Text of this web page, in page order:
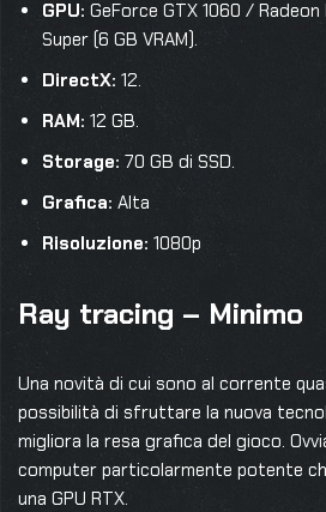
GPU: GeForce GTX 1060 /
Super (6 GB VRAM).
DirectX: 12.
RAM: 12 GB.
Storage: 70 GB di SSD.
Grafica: Alta
Risoluzione: 1080p
Ray tracing – Minimo
Una novità di cui sono al corrente
possibilità di sfruttare la nuova
migliora la resa grafica del gioco.
computer particolarmente potente
una GPU RTX.